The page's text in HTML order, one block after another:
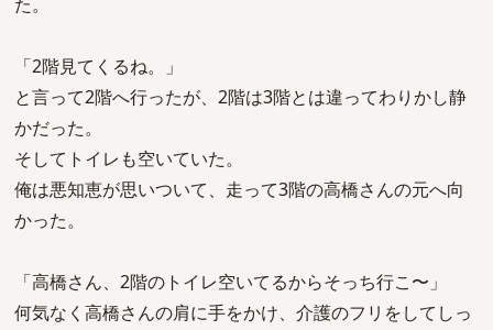
「2階見てくるね。」
と言って2階へ行ったが、2階は3階とは違ってわりかし静
かだった。
そしてトイレも空いていた。
俺は悪知恵が思いついて、走って3階の高橋さんの元へ向
かった。
「高橋さん、2階のトイレ空いてるからそっち行こ〜」
何気なく高橋さんの肩に手をかけ、介護のフリをしてしっ